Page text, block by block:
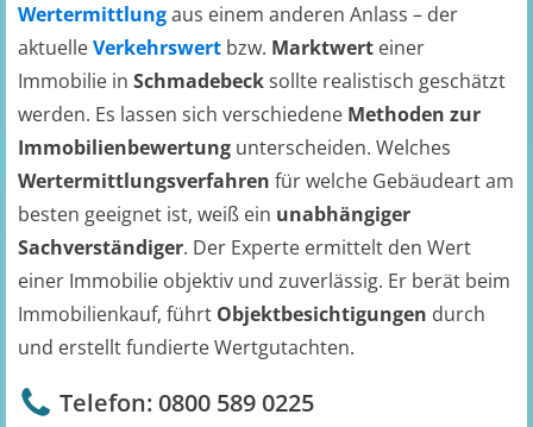
Wertermittlungaus einem anderen Anlass – der
aktuelleVerkehrswert bzw. Marktwert einer
Immobilie in Schmadebecksollte realistisch geschätzt
werden. Es lassen sich verschiedene Methoden zur
Immobilienbewertung unterscheiden. Welches
Wertermittlungsverfahren für welche Gebäudeart am
besten geeignet ist, weiß ein unabhängiger
Sachverständiger. Der Experte ermittelt den Wert
einer Immobilie objektiv und zuverlässig. Er berät beim
Immobilienkauf, führt Objektbesichtigungen durch
und erstellt fundierte Wertgutachten.
Telefon: 0800 589 0225